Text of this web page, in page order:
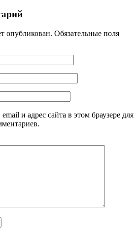
опубликован. Обязательные поля
и адрес сайта в этом браузере для